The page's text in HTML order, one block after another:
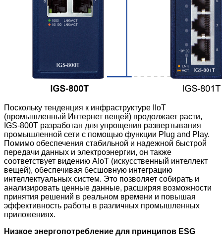
Поскольку тенденция к инфраструктуре IIoT
(промышленный Интернет вещей) продолжает расти,
IGS-800T разработан для упрощения развертывания
промышленной сети с помощью функции Plug and Play.
Помимо обеспечения стабильной и надежной быстрой
передачи данных и электроэнергии, он также
соответствует видению AIoT (искусственный интеллект
вещей), обеспечивая бесшовную интеграцию
интеллектуальных систем. Это позволяет собирать и
анализировать ценные данные, расширяя возможности
принятия решений в реальном времени и повышая
эффективность работы в различных промышленных
приложениях.
Низкое энергопотребление для принципов ESG